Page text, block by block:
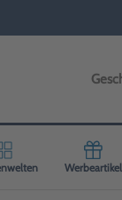
Werbeartikel